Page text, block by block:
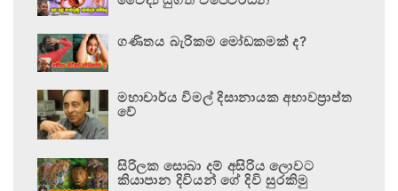
ගණිතය බැරිකම මෝඩකමක් ද?
මහාචාර්ය විමල් දිසානායක අභාවප්‍රාප්ත
වේ
සිරිලක සොබා දම් අසිරිය ලොවට
කියාපාන දිවියන් ගේ දිවි සුරකිමු